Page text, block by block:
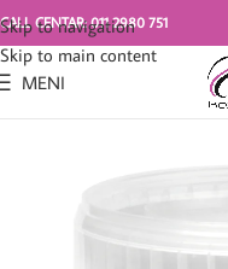
Skip to navigation
Skip to main content
CALL CENTAR: 011 2980 751
MENI